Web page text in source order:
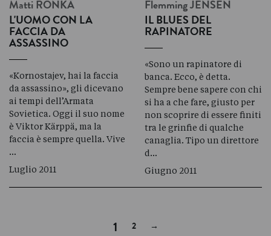
Matti RÖNKÄ
L'UOMO CON LA
FACCIA DA
ASSASSINO
«Kornostajev, hai la faccia
da assassino», gli dicevano
ai tempi dell’Armata
Sovietica. Oggi il suo nome
è Viktor Kärppä, ma la
faccia è sempre quella. Vive
…
Luglio 2011
Flemming JENSEN
IL BLUES DEL
RAPINATORE
«Sono un rapinatore di
banca. Ecco, è detta.
Sempre bene sapere con chi
si ha a che fare, giusto per
non scoprire di essere finiti
tra le grinfie di qualche
canaglia. Tipo un direttore
d…
Giugno 2011
1 2 →